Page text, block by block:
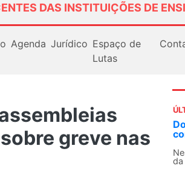
DAS INSTITUIÇÕES DE
Agenda Jurídico Espaço de
Lutas
greve nas
O